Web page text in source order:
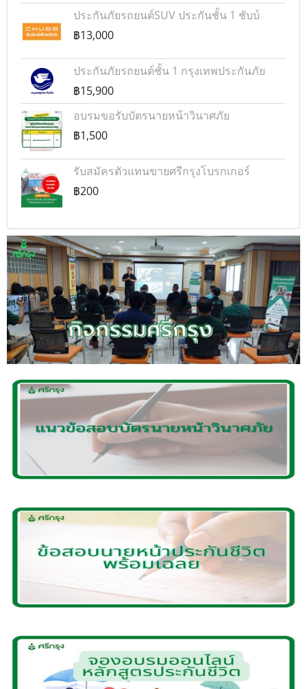
ประกันภัยรถยนต์SUV ประกันชั้น 1 ชับบ์
฿13,000
ประกันภัยรถยนต์ชั้น 1 กรุงเทพประกันภัย
฿15,900
อบรมขอรับบัตรนายหน้าวินาศภัย
฿1,500
รับสมัครตัวแทนขายศรีกรุงโบรกเกอร์
฿200